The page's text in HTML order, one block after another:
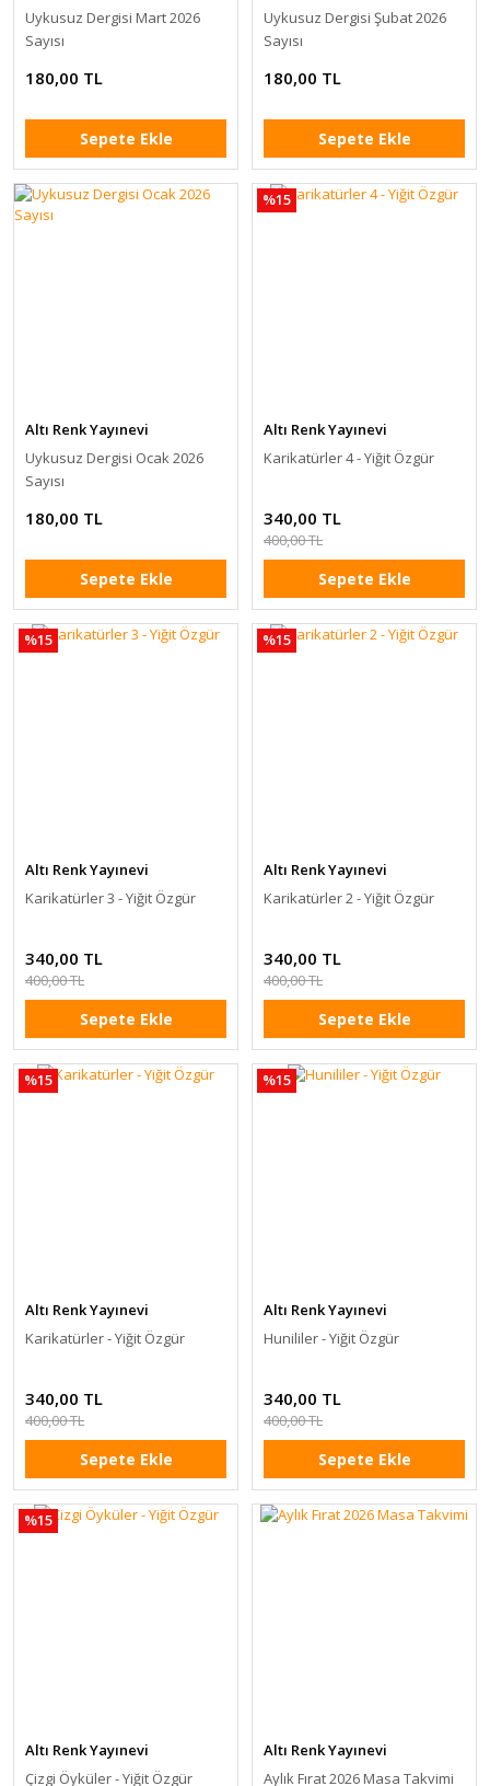
Uykusuz Dergisi Mart 2026
Sayısı
180,00 TL
Sepete Ekle
Uykusuz Dergisi Şubat 2026
Sayısı
180,00 TL
Sepete Ekle
Altı Renk Yayınevi
Uykusuz Dergisi Ocak 2026
Sayısı
180,00 TL
Sepete Ekle
%15
Altı Renk Yayınevi
Karikatürler 4 - Yiğit Özgür
340,00 TL
400,00 TL
Sepete Ekle
%15
Altı Renk Yayınevi
Karikatürler 3 - Yiğit Özgür
340,00 TL
400,00 TL
Sepete Ekle
%15
Altı Renk Yayınevi
Karikatürler 2 - Yiğit Özgür
340,00 TL
400,00 TL
Sepete Ekle
%15
Altı Renk Yayınevi
Karikatürler - Yiğit Özgür
340,00 TL
400,00 TL
Sepete Ekle
%15
Altı Renk Yayınevi
Hunililer - Yiğit Özgür
340,00 TL
400,00 TL
Sepete Ekle
%15
Altı Renk Yayınevi
Çizgi Öyküler - Yiğit Özgür
Altı Renk Yayınevi
Aylık Fırat 2026 Masa Takvimi